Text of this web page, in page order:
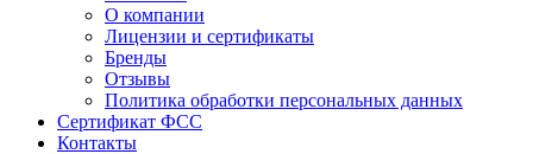
О компании
Лицензии и сертификаты
Бренды
Отзывы
Политика обработки персональных данных
Сертификат ФСС
Контакты